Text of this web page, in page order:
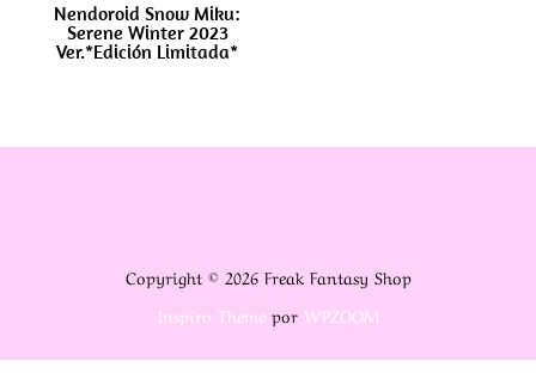
Nendoroid Snow Miku:
Serene Winter 2023
Ver.*Edición Limitada*
Copyright © 2026 Freak Fantasy Shop
Inspiro Themepor WPZOOM